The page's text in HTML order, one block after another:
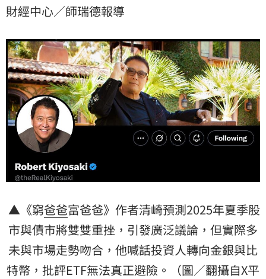
財經中心／師瑞德報導
▲《窮爸爸富爸爸》作者清崎預測2025年夏季股
市與債市將雙雙重挫，引發廣泛議論，但實際多
未與市場走勢吻合，他喊話投資人轉向金銀與比
特幣 ，批評ETF無法真正避險。（圖／翻攝自X平